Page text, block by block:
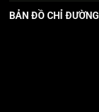
BẢN ĐỒ CHỈ ĐƯỜNG